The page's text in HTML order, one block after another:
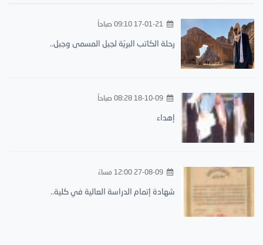
رحلة الكاتب البريّة لجبل المسمى وجبل..
18-10-09 08:28 صباحاً
إهداء
27-08-09 12:00 مساءً
شهادة إتمام الدراسة العالية في كلية..